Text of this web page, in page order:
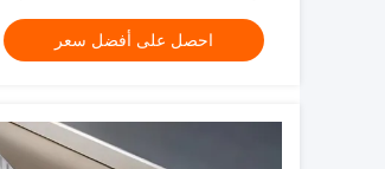
مم لتزيين الجدران الكسوة
احصل على أفضل سعر